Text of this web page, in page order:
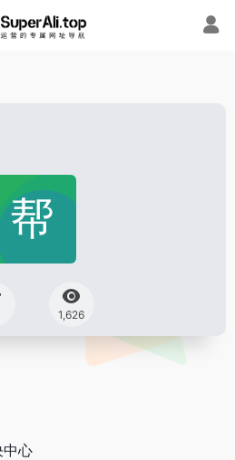
1,626
中心